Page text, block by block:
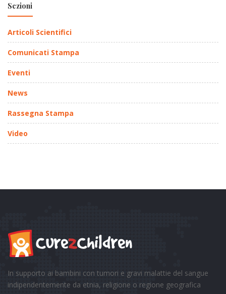
Sezioni
Articoli Scientifici
Comunicati Stampa
Eventi
News
Rassegna Stampa
Video
In supporto ai bambini con tumori e gravi malattie del sangue
indipendentemente da etnia, religione o regione geografica